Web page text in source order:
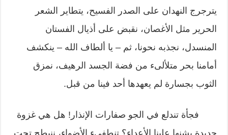
يترجرج النهدان على الصدر الفسيح، يتطاير الشعر
الحرير مثل الأغصان، نقبض على أذيال الفستان
المنسدل، نجذبه نحونا، ثم – يا ألطاف الله – ينكشف
أمامنا بحر متلألىء من فضة الجسد الرهيف، نمزق
الثوب بجسارة لم يعهدها أحد فينا من قبل.
فجأة تندلع في الجو صفارات الإنذار! هل هي غزوة